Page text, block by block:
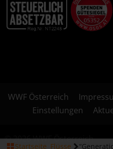
WWF Österreich
Einstellungen
© 2026 WWF Österreich
Startseite Flüsse